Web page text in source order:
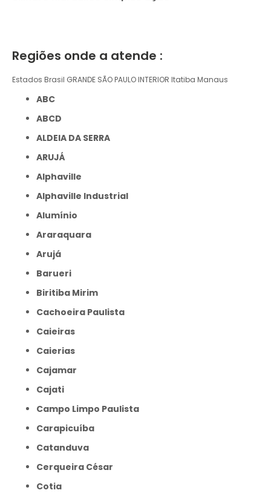
Regiões onde a atende :
Estados Brasil GRANDE SÃO PAULO INTERIOR Itatiba Manaus
ABC
ABCD
ALDEIA DA SERRA
ARUJÁ
Alphaville
Alphaville Industrial
Alumínio
Araraquara
Arujá
Barueri
Biritiba Mirim
Cachoeira Paulista
Caieiras
Caierias
Cajamar
Cajati
Campo Limpo Paulista
Carapicuíba
Catanduva
Cerqueira César
Cotia